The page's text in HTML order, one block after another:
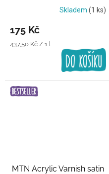
Transparentní lak
Skladem (1 ks)
175 Kč
Měrná
437,50 Kč / 1 l
MTN Acrylic Varnish satin